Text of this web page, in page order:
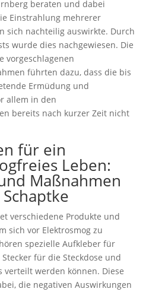
beraten und dabei
Einstrahlung mehrerer
sich nachteilig auswirkte. Durch
wurde dies nachgewiesen. Die
vorgeschlagenen
führten dazu, dass die bis
Ermüdung und
allem in den
bereits nach kurzer Zeit nicht
für ein
Leben:
Maßnahmen
verschiedene Produkte und
sich vor Elektrosmog zu
spezielle Aufkleber für
für die Steckdose und
verteilt werden können. Diese
die negativen Auswirkungen